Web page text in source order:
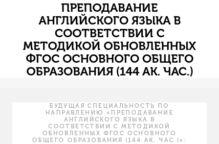
ПРЕПОДАВАНИЕ
АНГЛИЙСКОГО ЯЗЫКА В
СООТВЕТСТВИИ С
МЕТОДИКОЙ ОБНОВЛЕННЫХ
ФГОС ОСНОВНОГО ОБЩЕГО
ОБРАЗОВАНИЯ (144 АК. ЧАС.)
БУДУЩАЯ СПЕЦИАЛЬНОСТЬ ПО
НАПРАВЛЕНИЮ «ПРЕПОДАВАНИЕ
АНГЛИЙСКОГО ЯЗЫКА В
СООТВЕТСТВИИ С МЕТОДИКОЙ
ОБНОВЛЕННЫХ ФГОС ОСНОВНОГО
ОБЩЕГО ОБРАЗОВАНИЯ (144 АК. ЧАС.)»: